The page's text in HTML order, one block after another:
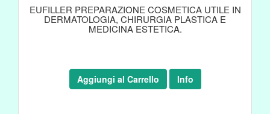
EUFILLER PREPARAZIONE COSMETICA UTILE IN
DERMATOLOGIA, CHIRURGIA PLASTICA E
MEDICINA ESTETICA.
Aggiungi al Carrello Info